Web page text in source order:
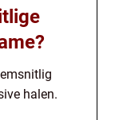
halen.